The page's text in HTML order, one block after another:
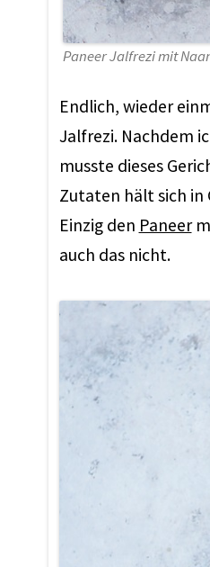
Paneer Jalfrezi mit
Endlich, wieder
Jalfrezi. Nachdem
musste dieses
Zutaten hält sich in
Einzig den Paneer
auch das nicht.